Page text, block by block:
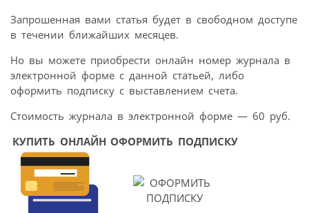
Запрошенная вами статья будет в свободном доступе
в течении ближайших месяцев.
Но вы можете приобрести онлайн номер журнала в
электронной форме с данной статьей, либо
оформить подписку с выставлением счета.
Стоимость журнала в электронной форме — 60 руб.
КУПИТЬ ОНЛАЙН ОФОРМИТЬ ПОДПИСКУ